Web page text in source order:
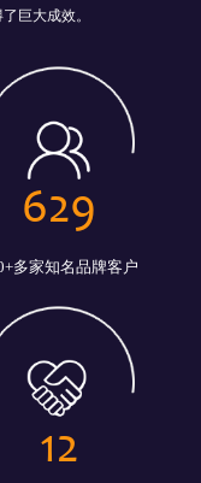
巨大成效。
629
多家知名品牌客户
12